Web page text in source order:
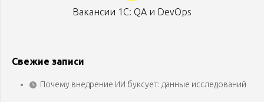
Вакансии 1С: QA и DevOps
Свежие записи
Почему внедрение ИИ буксует: данные исследований